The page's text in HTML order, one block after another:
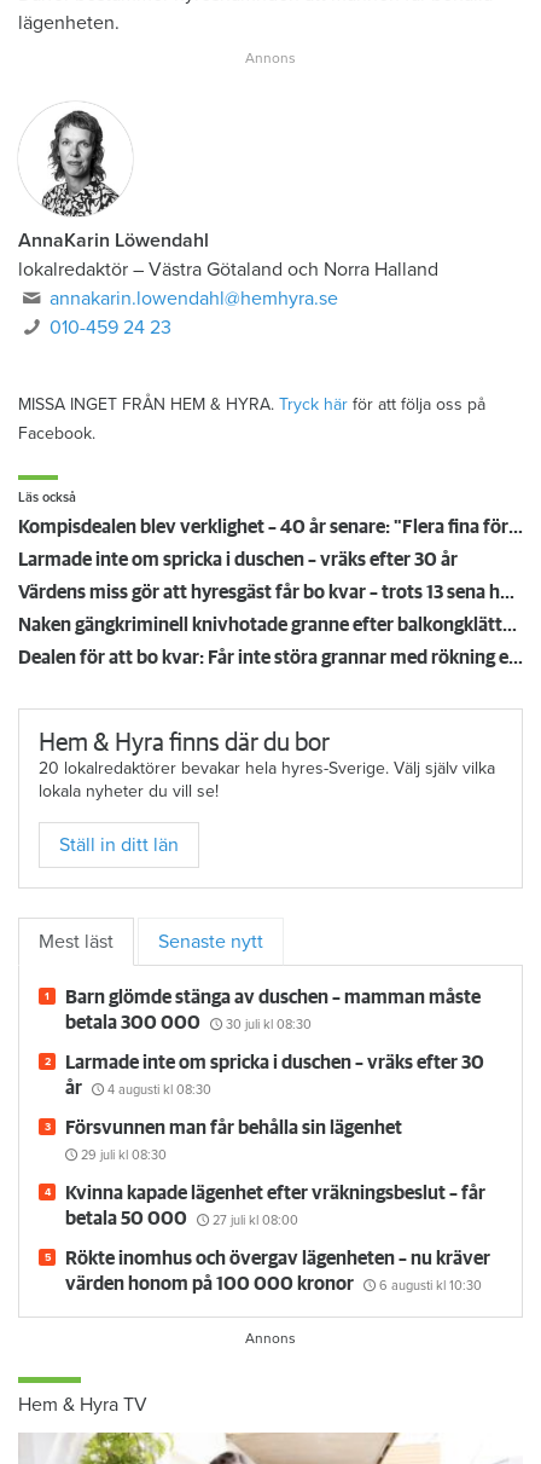
lägenheten.
AnnaKarin Löwendahl
lokalredaktör – Västra Götaland och Norra Halland
annakarin.lowendahl@hemhyra.se
010-459 24 23
MISSA INGET FRÅN HEM & HYRA. Tryck här för att följa oss på
Facebook.
Läs också
Kompisdealen blev verklighet – 40 år senare: "Flera fina fördelar med att dela bostad"
Larmade inte om spricka i duschen – vräks efter 30 år
Värdens miss gör att hyresgäst får bo kvar – trots 13 sena hyror
Naken gängkriminell knivhotade granne efter balkongklättring
Dealen för att bo kvar: Får inte störa grannar med rökning eller utsätta dem för brandfara
Hem & Hyra finns där du bor
20 lokalredaktörer bevakar hela hyres-Sverige. Välj själv vilka
lokala nyheter du vill se!
Ställ in ditt län
Mest läst Senaste nytt
Barn glömde stänga av duschen – mamman måste
betala 300 000
30 juli kl 08:30
Larmade inte om spricka i duschen – vräks efter 30
år
4 augusti kl 08:30
Försvunnen man får behålla sin lägenhet
29 juli kl 08:30
Kvinna kapade lägenhet efter vräkningsbeslut – får
betala 50 000
27 juli kl 08:00
Rökte inomhus och övergav lägenheten – nu kräver
värden honom på 100 000 kronor
6 augusti kl 10:30
Hem & Hyra TV